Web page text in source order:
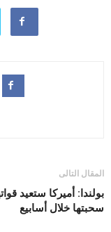
المقال التالى
بولندا: أميركا ستعيد
سحبتها خلال أسابيع